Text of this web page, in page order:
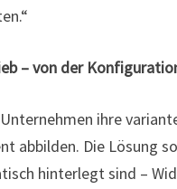
– von der
ihre
abbilden. Die Lösung
hinterlegt sind –